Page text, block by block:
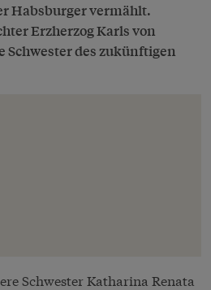
Habsburger vermählt.
Erzherzog Karls von
des zukünftigen
Schwester Katharina Renata